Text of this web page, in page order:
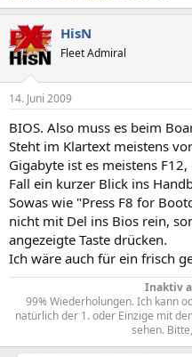
HisN
Fleet Admiral
14. Juni 2009
BIOS. Also muss es beim
Steht im Klartext meistens
Gigabyte ist es meistens
Fall ein kurzer Blick ins
Sowas wie "Press F8 for
nicht mit Del ins Bios rein,
angezeigte Taste drücken.
Ich wäre auch für ein frisch
Inaktiv
99% Wiederholungen. Ich kann
natürlich der 1. oder Einzige mit
sehen.